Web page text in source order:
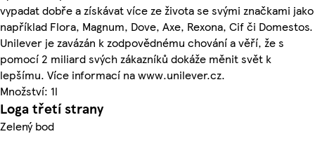
vypadat dobře a získávat více ze života se svými značkami jako
například Flora, Magnum, Dove, Axe, Rexona, Cif či Domestos.
Unilever je zavázán k zodpovědnému chování a věří, že s
pomocí 2 miliard svých zákazníků dokáže měnit svět k
lepšímu. Více informací na www.unilever.cz.
Množství: 1l
Loga třetí strany
Zelený bod